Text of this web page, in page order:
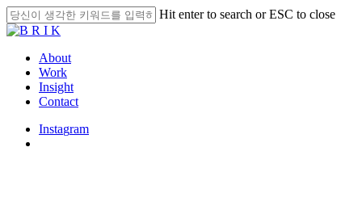
Skip
to
content
Hit enter to search or ESC to close
Close
search
Menu
About
Work
Insight
Contact
Instagram